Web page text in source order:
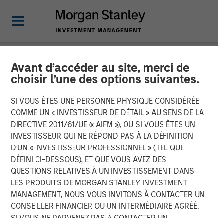
Avant d’accéder au site, merci de
choisir l’une des options suivantes.
SI VOUS ÊTES UNE PERSONNE PHYSIQUE CONSIDÉRÉE
COMME UN « INVESTISSEUR DE DÉTAIL » AU SENS DE LA
DIRECTIVE 2011/61/UE (« AIFM »), OU SI VOUS ÊTES UN
INVESTISSEUR QUI NE RÉPOND PAS À LA DÉFINITION
D’UN « INVESTISSEUR PROFESSIONNEL » (TEL QUE
DÉFINI CI-DESSOUS), ET QUE VOUS AVEZ DES
QUESTIONS RELATIVES À UN INVESTISSEMENT DANS
LES PRODUITS DE MORGAN STANLEY INVESTMENT
MANAGEMENT, NOUS VOUS INVITONS À CONTACTER UN
CONSEILLER FINANCIER OU UN INTERMÉDIAIRE AGRÉÉ.
NEWSROOM
Morgan Stanley Real Estate
Investing and QuinSpark
Announce the Sale of the
Pullman Paris Tour Eiffel
Hotel
17 AVRIL 2026